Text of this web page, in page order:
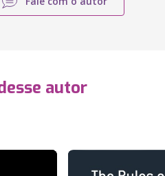
autor